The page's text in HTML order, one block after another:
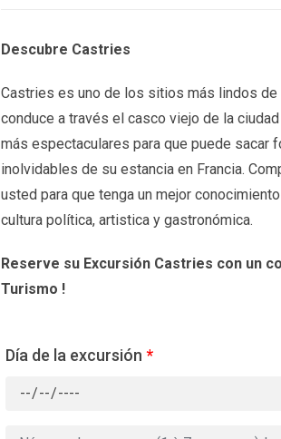
Descubre Castries
Castries es uno de los sitios más lindos de
conduce a través el casco viejo de la
más espectaculares para que puede sacar
inolvidables de su estancia en Francia.
usted para que tenga un mejor
cultura política, artistica y gastronómica.
Reserve su Excursión Castries con un
Turismo !
Día de la excursión *